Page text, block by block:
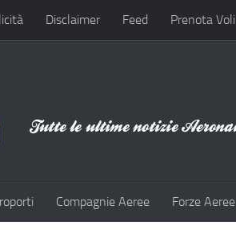
Disclaimer Feed Prenota Voli
Compagnie Aeree Forze Aeree